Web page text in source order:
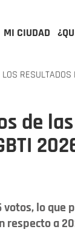
MI CIUDAD
LOS
de
votos, lo
respecto a